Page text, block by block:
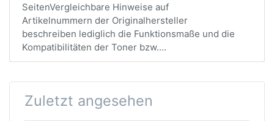
SeitenVergleichbare Hinweise auf
Artikelnummern der Originalhersteller
beschreiben lediglich die Funktionsmaße und die
Kompatibilitäten der Toner bzw....
Zuletzt angesehen